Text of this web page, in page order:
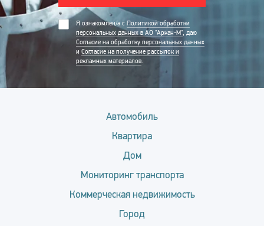
Я ознакомлен/а с Политикой обработки
персональных данных в АО "Аркан-М", даю
Согласие на обработку персональных данных
и Согласие на получение рассылок и
рекламных материалов.
Автомобиль
Квартира
Дом
Мониторинг транспорта
Коммерческая недвижимость
Город